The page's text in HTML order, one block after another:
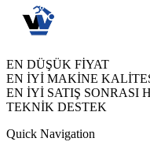
EN DÜŞÜK FİYAT
EN İYİ MAKİNE
EN İYİ SATIŞ SONRASI
TEKNİK DESTEK
Quick Navigation